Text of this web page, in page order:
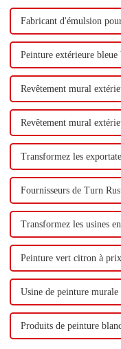
Fabricant d'émulsion
Peinture extérieure bleue
Revêtement mural
Revêtement mural
Transformez les
Fournisseurs de Turn
Transformez les usines
Peinture vert citron à
Usine de peinture
Produits de peinture